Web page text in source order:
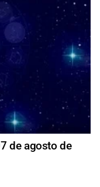
de agosto de